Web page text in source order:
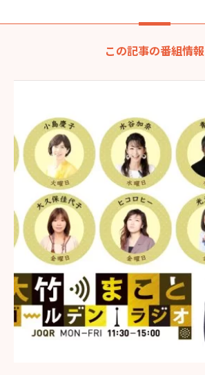
この記事の番組情報